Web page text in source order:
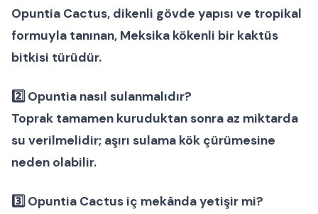
Opuntia Cactus, dikenli gövde yapısı ve tropikal
formuyla tanınan, Meksika kökenli bir kaktüs
bitkisi türüdür.
2️⃣ Opuntia nasıl sulanmalıdır?
Toprak tamamen kuruduktan sonra az miktarda
su verilmelidir; aşırı sulama kök çürümesine
neden olabilir.
3️⃣ Opuntia Cactus iç mekânda yetişir mi?